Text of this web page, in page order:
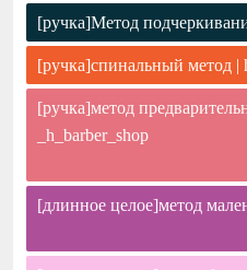
[ручка]Метод
[ручка]спинальный метод |
[ручка]метод
_h_barber_shop
[длинное целое]метод